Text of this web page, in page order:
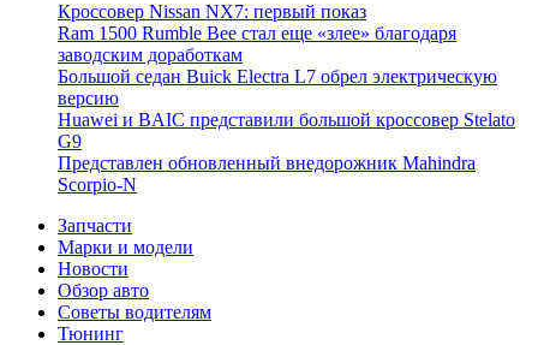
Кроссовер Nissan NX7: первый показ
Ram 1500 Rumble Bee стал еще «злее» благодаря
заводским доработкам
Большой седан Buick Electra L7 обрел электрическую
версию
Huawei и BAIC представили большой кроссовер Stelato
G9
Представлен обновленный внедорожник Mahindra
Scorpio-N
Запчасти
Марки и модели
Новости
Обзор авто
Советы водителям
Тюнинг